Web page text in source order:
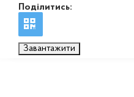
Поділитись:
Завантажити